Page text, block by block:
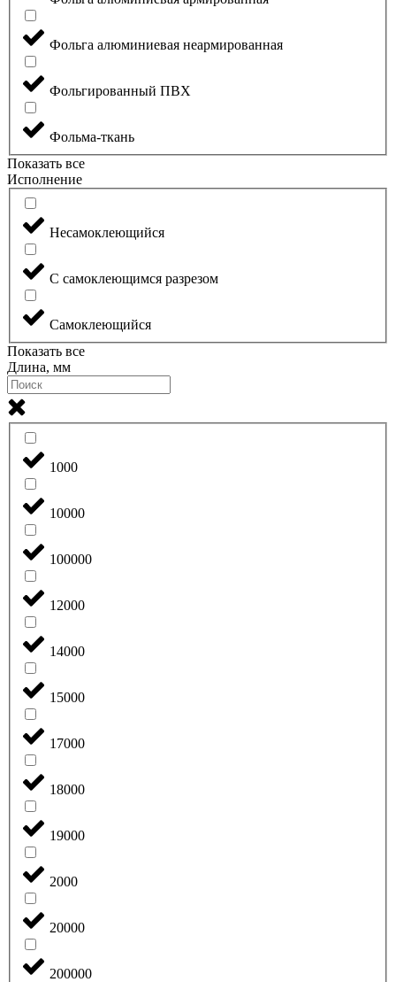
Фольга алюминиевая неармированная
Фольгированный ПВХ
Фольма-ткань
Показать все
Исполнение
Несамоклеющийся
С самоклеющимся разрезом
Самоклеющийся
Показать все
Длина, мм
1000
10000
100000
12000
14000
15000
17000
18000
19000
2000
20000
200000